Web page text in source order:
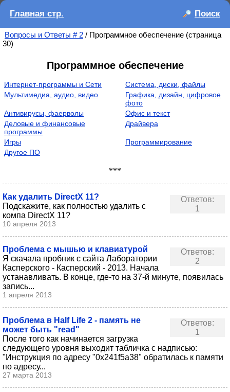
Главная стр. Поиск
Вопросы и Ответы # 2 / Программное обеспечение (страница
30)
Программное обеспечение
Интернет-программы и Сети
Система, диски, файлы
Мультимедиа, аудио, видео
Графика, дизайн, цифровое
фото
Антивирусы, фаерволы
Офис и текст
Деловые и финансовые
программы
Драйвера
Игры
Программирование
Другое ПО
***
Ответов:
1
Как удалить DirectX 11?
Подскажите, как полностью удалить с
компа DirectX 11?
10 апреля 2013
Ответов:
2
Проблема с мышью и клавиатурой
Я скачала пробник с сайта Лаборатории
Касперского - Касперский - 2013. Начала
устанавливать. В конце, где-то на 37-й минуте, появилась
запись...
1 апреля 2013
Ответов:
1
Проблема в Half Life 2 - память не
может быть "read"
После того как начинается загрузка
следующего уровня выходит табличка с надписью:
"Инструкция по адресу "0x241f5a38" обратилась к памяти
по адресу...
27 марта 2013